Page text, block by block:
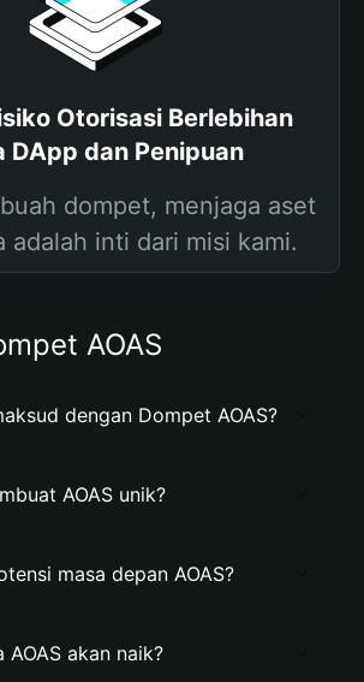
Otorisasi Berlebihan
DApp dan Penipuan
dompet, menjaga aset
adalah inti dari misi kami.
AOAS
dengan Dompet AOAS?
AOAS unik?
masa depan AOAS?
AOAS akan naik?